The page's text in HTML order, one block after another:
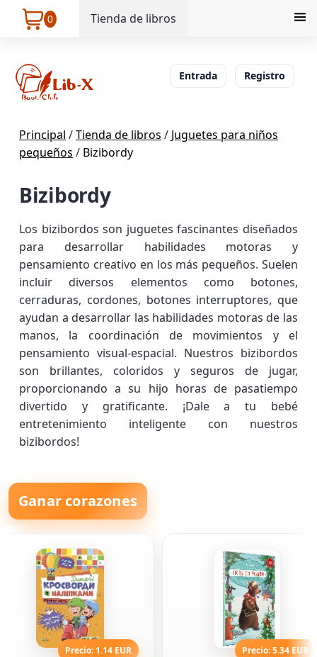
0 Tienda de libros
Entrada Registro
Principal /Tienda de libros / Juguetes para niños
pequeños / Bizibordy
Bizibordy
Los bizibordos son juguetes fascinantes diseñados
para desarrollar habilidades motoras y
pensamiento creativo en los más pequeños. Suelen
incluir diversos elementos como botones,
cerraduras, cordones, botones interruptores, que
ayudan a desarrollar las habilidades motoras de las
manos, la coordinación de movimientos y el
pensamiento visual-espacial. Nuestros bizibordos
son brillantes, coloridos y seguros de jugar,
proporcionando a su hijo horas de pasatiempo
divertido y gratificante. ¡Dale a tu bebé
entretenimiento inteligente con nuestros
bizibordos!
Ganar corazones
Precio: 1.14 EUR Precio: 5.34 EUR